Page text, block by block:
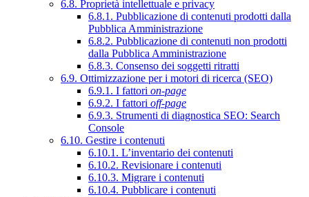
6.8. Proprietà intellettuale e privacy
6.8.1. Pubblicazione di contenuti prodotti dalla
Pubblica Amministrazione
6.8.2. Pubblicazione di contenuti non prodotti
dalla Pubblica Amministrazione
6.8.3. Consenso dei soggetti ritratti
6.9. Ottimizzazione per i motori di ricerca (SEO)
6.9.1. I fattori on-page
6.9.2. I fattori off-page
6.9.3. Strumenti di diagnostica SEO: Search
Console
6.10. Gestire i contenuti
6.10.1. L’inventario dei contenuti
6.10.2. Revisionare i contenuti
6.10.3. Migrare i contenuti
6.10.4. Pubblicare i contenuti